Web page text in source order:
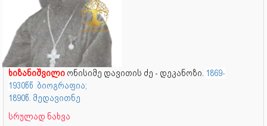
ხიზანიშვილი ონისიმე დავითის ძე - დეკანოზი. 1869-
1930წწ ბიოგრაფია;
1890წ. მედავითნე
სრულად ნახვა